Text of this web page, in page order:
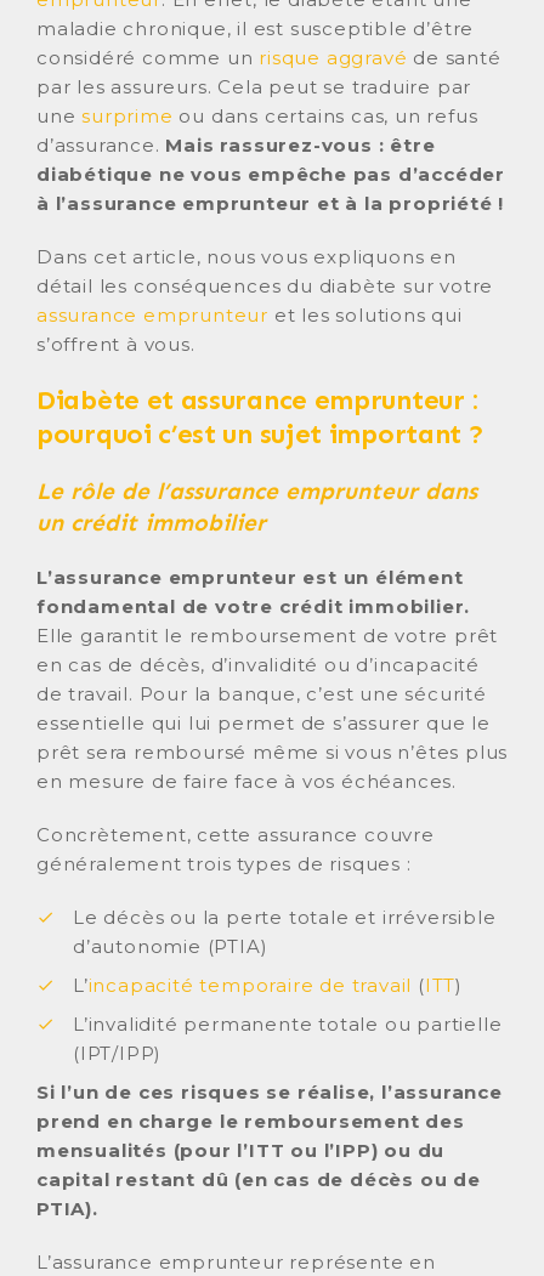
maladie chronique, il est susceptible d’être
considéré comme un risque aggravé de santé
par les assureurs. Cela peut se traduire par
unesurprime ou dans certains cas, un refus
d’assurance. Mais rassurez-vous : être
diabétique ne vous empêche pas d’accéder
à l’assurance emprunteur et à la propriété !
Dans cet article, nous vous expliquons en
détail les conséquences du diabète sur votre
assurance emprunteur et les solutions qui
s’offrent à vous.
Diabète et assurance emprunteur :
pourquoi c’est un sujet important ?
Le rôle de l’assurance emprunteur dans
un crédit immobilier
L’assurance emprunteur est un élément
fondamental de votre crédit immobilier.
Elle garantit le remboursement de votre prêt
en cas de décès, d’invalidité ou d’incapacité
de travail. Pour la banque, c’est une sécurité
essentielle qui lui permet de s’assurer que le
prêt sera remboursé même si vous n’êtes plus
en mesure de faire face à vos échéances.
Concrètement, cette assurance couvre
généralement trois types de risques :
Le décès ou la perte totale et irréversible
d’autonomie (PTIA)
L’incapacité temporaire de travail (ITT)
L’invalidité permanente totale ou partielle
(IPT/IPP)
Si l’un de ces risques se réalise, l’assurance
prend en charge le remboursement des
mensualités (pour l’ITT ou l’IPP) ou du
capital restant dû (en cas de décès ou de
PTIA).
L’assurance emprunteur représente en